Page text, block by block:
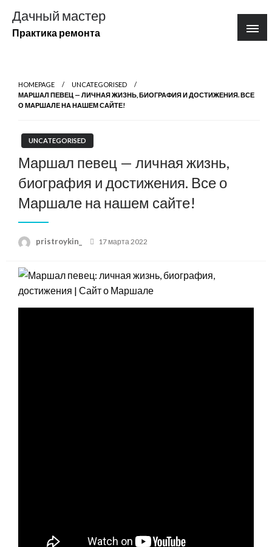
содержимому
Дачный мастер
Практика ремонта
HOMEPAGE
UNCATEGORISED
МАРШАЛ ПЕВЕЦ — ЛИЧНАЯ ЖИЗНЬ, БИОГРАФИЯ И ДОСТИЖЕНИЯ. ВСЕ
О МАРШАЛЕ НА НАШЕМ САЙТЕ!
UNCATEGORISED
Маршал певец — личная жизнь,
биография и достижения. Все о
Маршале на нашем сайте!
pristroykin_
Posted
17 марта 2022